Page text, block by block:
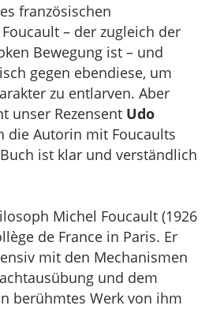
französischen
– der zugleich der
Bewegung ist – und
gegen ebendiese, um
zu entlarven. Aber
unser Rezensent Udo
die Autorin mit Foucaults
ist klar und verständlich
Michel Foucault (1926
de France in Paris. Er
mit den Mechanismen
und dem
berühmtes Werk von ihm